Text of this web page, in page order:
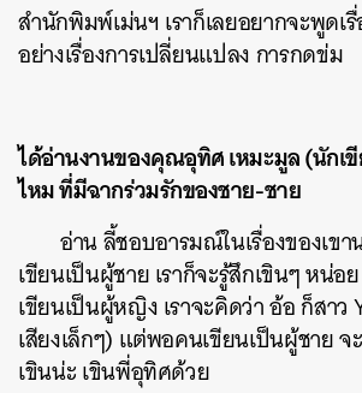
สำนักพิมพ์เม่นฯ เราก็เลยอยากจะพูด
อย่างเรื่องการเปลี่ยนแปลง การกดข่ม
ได้อ่านงานของคุณอุทิศ เหมะมูล (นักเ
ไหม ที่มีฉากร่วมรักของชาย-ชาย
อ่าน ลี้ชอบอารมณ์ในเรื่องของเข
เขียนเป็นผู้ชาย เราก็จะรู้สึกเขินๆ หน่อ
เขียนเป็นผู้หญิง เราจะคิดว่า อ้อ ก็สาว
เสียงเล็กๆ) แต่พอคนเขียนเป็นผู้ชาย
เขินน่ะ เขินพี่อุทิศด้วย